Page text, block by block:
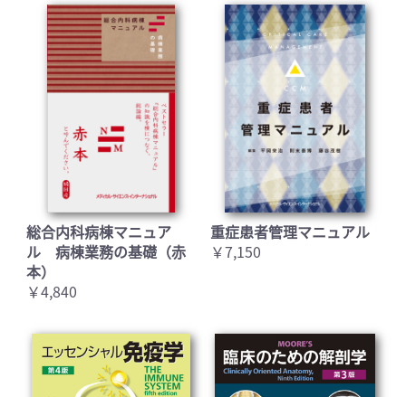
総合内科病棟マニュア
ル 病棟業務の基礎（赤
本）
￥4,840
重症患者管理マニュアル
￥7,150